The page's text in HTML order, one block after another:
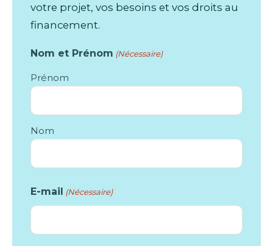
votre projet, vos besoins et vos droits au
financement.
Nom et Prénom (Nécessaire)
Prénom
Nom
E-mail (Nécessaire)